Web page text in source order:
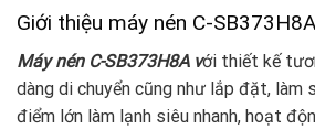
Giới thiệu máy nén C-SB373H8A
Máy nén C-SB373H8A với thiết kế
dàng di chuyển cũng như lắp đặt, làm
điểm lớn làm lạnh siêu nhanh, hoạt